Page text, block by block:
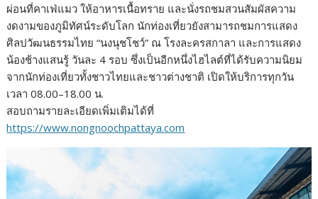
ผ่อนที่คาเฟ่แมว ให้อาหารเนื้อทราย และนั่งรถชมสวนสัมผัสความ
งดงามของภูมิทัศน์ระดับโลก นักท่องเที่ยวยังสามารถชมการแสดง
ศิลปวัฒนธรรมไทย “นงนุชโชว์” ณ โรงละครสกาลา และการแสดง
น้องช้างแสนรู้ วันละ 4 รอบ ซึ่งเป็นอีกหนึ่งไฮไลต์ที่ได้รับความนิยม
จากนักท่องเที่ยวทั้งชาวไทยและชาวต่างชาติ เปิดให้บริการทุกวัน
เวลา 08.00–18.00 น.
สอบถามรายละเอียดเพิ่มเติมได้ที่
https://www.nongnoochpattaya.com